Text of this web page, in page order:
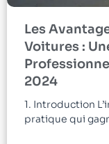
Les
Voitures :
2024
1. Introduction
pratique qui